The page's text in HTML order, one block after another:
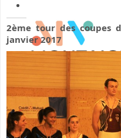
2ème tour des coupes
janvier 2017